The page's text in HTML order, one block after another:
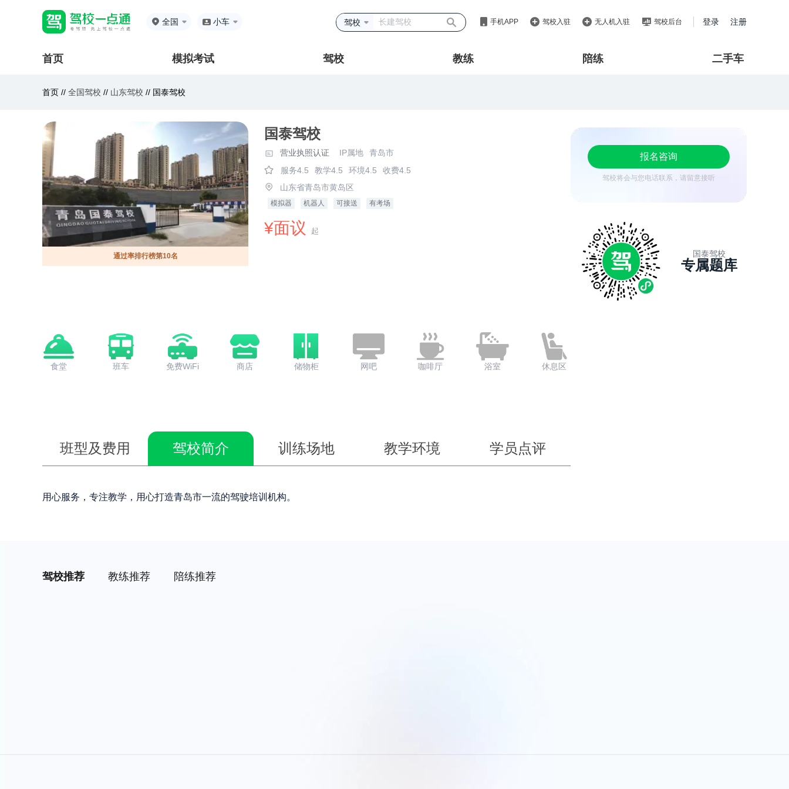
全国 小车 驾校 手机APP 驾校入驻 无人机入驻 驾校后台 登录 注册
首页 模拟考试 驾校 教练 陪练 二手车
首页 // 全国驾校 // 山东驾校 // 国泰驾校
通过率排行榜第10名
国泰驾校
营业执照认证 IP属地
青岛市
服务4.5
教学4.5 环境4.5
收费4.5
山东省青岛市黄岛区
模拟器 机器人 可接送 有考场
¥面议 起
报名咨询
驾校将会与您电话联系，请留意接听
国泰驾校
专属题库
食堂 班车 免费WiFi 商店 储物柜 网吧 咖啡厅 浴室 休息区
班型及费用 驾校简介 训练场地 教学环境 学员点评
用心服务，专注教学，用心打造青岛市一流的驾驶培训机构。
驾校推荐 教练推荐 陪练推荐